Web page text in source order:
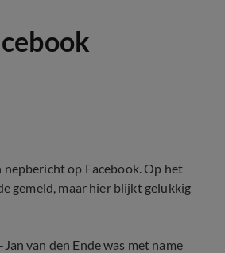
op Facebook. Op het
gemeld, maar hier blijkt gelukkig
van den Ende was met name